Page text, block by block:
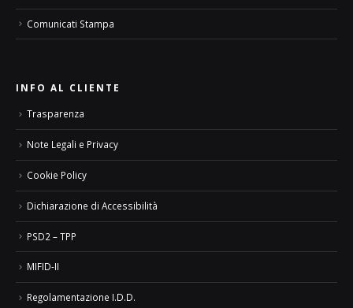
Comunicati Stampa
INFO AL CLIENTE
Trasparenza
Note Legali e Privacy
Cookie Policy
Dichiarazione di Accessibilità
PSD2 – TPP
MIFID-II
Regolamentazione I.D.D.